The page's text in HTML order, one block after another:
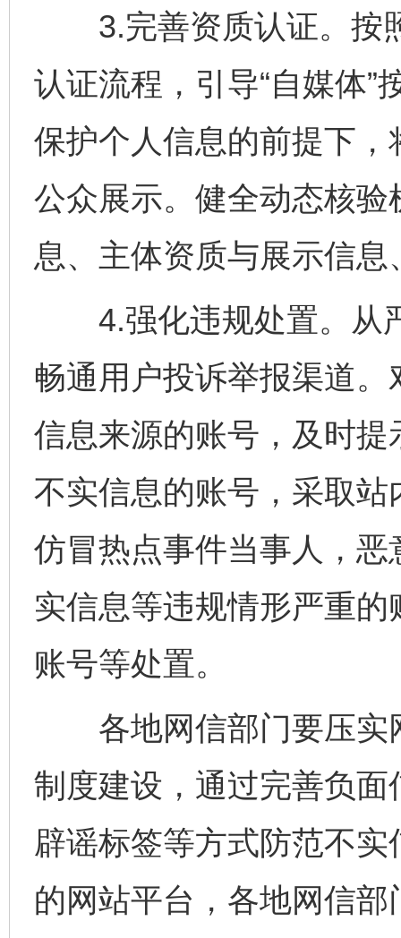
3.完善资质认证。按
认证流程，引导“自媒体”
保护个人信息的前提下
公众展示。健全动态核验
息、主体资质与展示信
4.强化违规处置。从严
畅通用户投诉举报渠道
信息来源的账号，及时
不实信息的账号，采取
仿冒热点事件当事人，
实信息等违规情形严重
账号等处置。
各地网信部门要压实
制度建设，通过完善负
辟谣标签等方式防范不
的网站平台，各地网信